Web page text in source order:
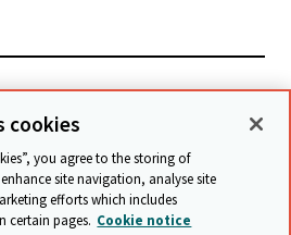
witryny
Press & Assessment
cookies
you agree to the storing of
site navigation, analyse site
efforts which includes
certain pages. Cookie notice